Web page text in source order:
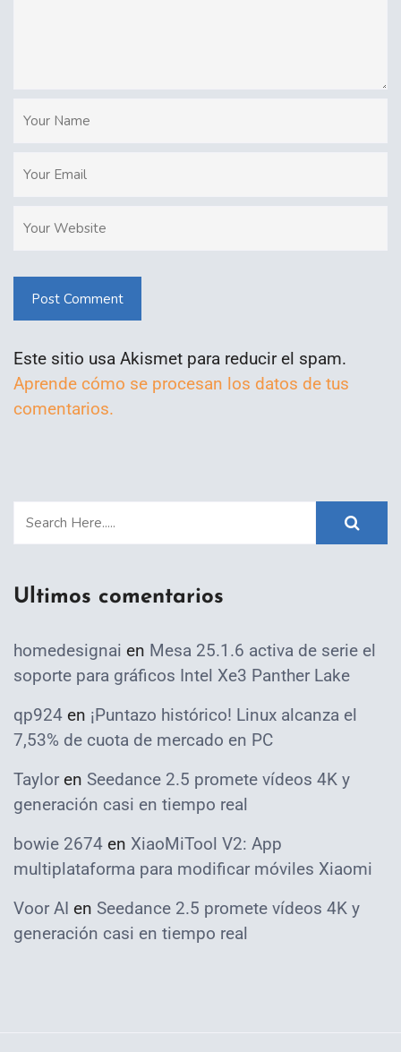
Post Comment
Este sitio usa Akismet para reducir el spam.
Aprende cómo se procesan los datos de tus
comentarios.
Ultimos comentarios
homedesignai en Mesa 25.1.6 activa de serie el
soporte para gráficos Intel Xe3 Panther Lake
qp924 en ¡Puntazo histórico! Linux alcanza el
7,53% de cuota de mercado en PC
Taylor en Seedance 2.5 promete vídeos 4K y
generación casi en tiempo real
bowie 2674 en XiaoMiTool V2: App
multiplataforma para modificar móviles Xiaomi
Voor AI en Seedance 2.5 promete vídeos 4K y
generación casi en tiempo real